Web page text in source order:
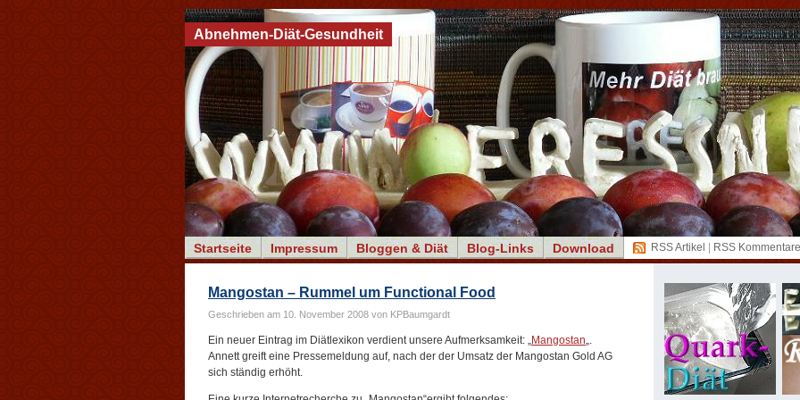
Startseite Impressum Bloggen & Diät Blog-Links Download RSS Artikel RSS Kommentare
Abnehmen-Diät-Gesundheit
Mangostan – Rummel um Functional Food
Geschrieben am 10. November 2008 von KPBaumgardt
Ein neuer Eintrag im Diätlexikon verdient unsere Aufmerksamkeit: „Mangostan„.
Annett greift eine Pressemeldung auf, nach der der Umsatz der Mangostan Gold AG
sich ständig erhöht.